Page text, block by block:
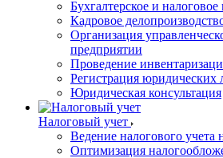
Бухгалтерское и
Кадровое
Организация
предприятии
Проведение
Регистрация юридических
Юридическая консультация
Налоговый учет
Ведение налогового учета
Оптимизация